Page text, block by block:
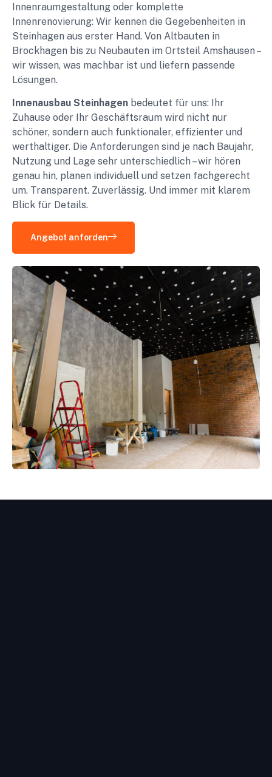
Innenraumgestaltung oder komplette
Innenrenovierung: Wir kennen die Gegebenheiten in
Steinhagen aus erster Hand. Von Altbauten in
Brockhagen bis zu Neubauten im Ortsteil Amshausen –
wir wissen, was machbar ist und liefern passende
Lösungen.
Innenausbau Steinhagen bedeutet für uns: Ihr
Zuhause oder Ihr Geschäftsraum wird nicht nur
schöner, sondern auch funktionaler, effizienter und
werthaltiger. Die Anforderungen sind je nach Baujahr,
Nutzung und Lage sehr unterschiedlich – wir hören
genau hin, planen individuell und setzen fachgerecht
um. Transparent. Zuverlässig. Und immer mit klarem
Blick für Details.
Angebot anforden